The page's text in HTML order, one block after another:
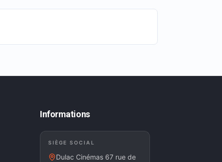
Informations
SIÈGE SOCIAL
Dulac Cinémas 67 rue de